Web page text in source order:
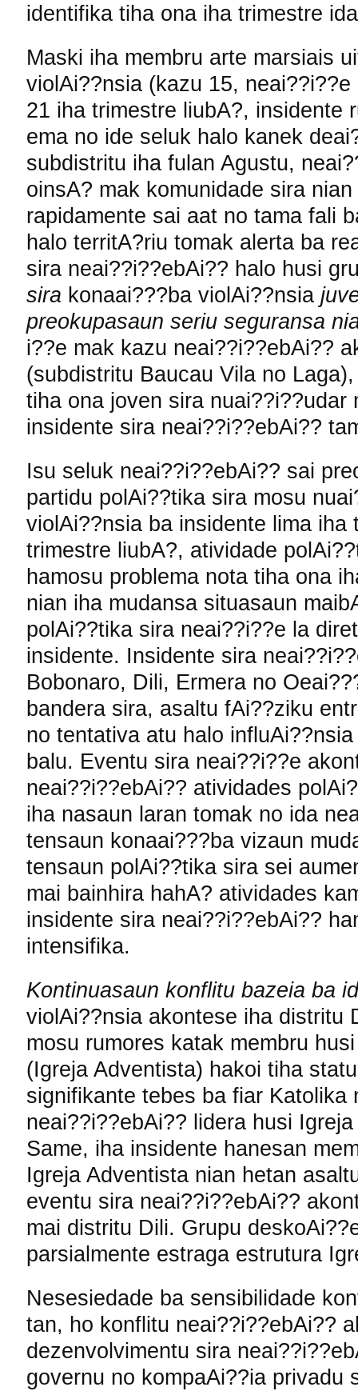
identifika tiha ona iha trimestre
Maski iha membru arte marsiais
violAi??nsia (kazu 15,
21 iha trimestre liubA?, insidente
ema no ide seluk halo kanek
subdistritu iha fulan Agustu,
oinsA? mak komunidade sira
rapidamente sai aat no tama fali
halo territA?riu tomak alerta ba
sira neai??i??ebAi?? halo husi
sira konaai???ba violAi??nsia
preokupasaun seriu seguransa
i??e mak kazu neai??i??ebAi??
(subdistritu Baucau Vila no
tiha ona joven sira nuai??i??udar
insidente sira neai??i??ebAi??
Isu seluk neai??i??ebAi?? sai
partidu polAi??tika sira mosu
violAi??nsia ba insidente lima
trimestre liubA?, atividade
hamosu problema nota tiha ona
nian iha mudansa situasaun
polAi??tika sira neai??i??e la
insidente. Insidente sira
Bobonaro, Dili, Ermera no
bandera sira, asaltu fAi??ziku
no tentativa atu halo
balu. Eventu sira neai??i??e
neai??i??ebAi?? atividades
iha nasaun laran tomak no ida
tensaun konaai???ba vizaun
tensaun polAi??tika sira sei
mai bainhira hahA? atividades
insidente sira neai??i??ebAi??
intensifika.
Kontinuasaun konflitu bazeia ba
violAi??nsia akontese iha distritu
mosu rumores katak membru
(Igreja Adventista) hakoi tiha
signifikante tebes ba fiar Katolika
neai??i??ebAi?? lidera husi
Same, iha insidente hanesan
Igreja Adventista nian hetan
eventu sira neai??i??ebAi??
mai distritu Dili. Grupu
parsialmente estraga estrutura
Nesesiedade ba sensibilidade
tan, ho konflitu neai??i??ebAi??
dezenvolvimentu sira
governu no kompaAi??ia privadu